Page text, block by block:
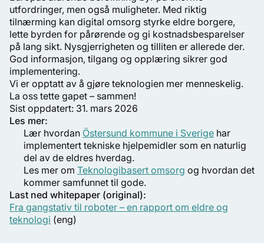
utfordringer, men også muligheter. Med riktig
tilnærming kan digital omsorg styrke eldre borgere,
lette byrden for pårørende og gi kostnadsbesparelser
på lang sikt. Nysgjerrigheten og tilliten er allerede der.
God informasjon, tilgang og opplæring sikrer god
implementering.
Vi er opptatt av å gjøre teknologien mer menneskelig.
La oss tette gapet – sammen!
Sist oppdatert: 31. mars 2026
Les mer:
Lær hvordan Östersund kommune i Sverige har
implementert tekniske hjelpemidler som en naturlig
del av de eldres hverdag.
Les mer om Teknologibasert omsorg og hvordan det
kommer samfunnet til gode.
Last ned whitepaper (original):
Fra gangstativ til roboter – en rapport om eldre og
teknologi (eng)